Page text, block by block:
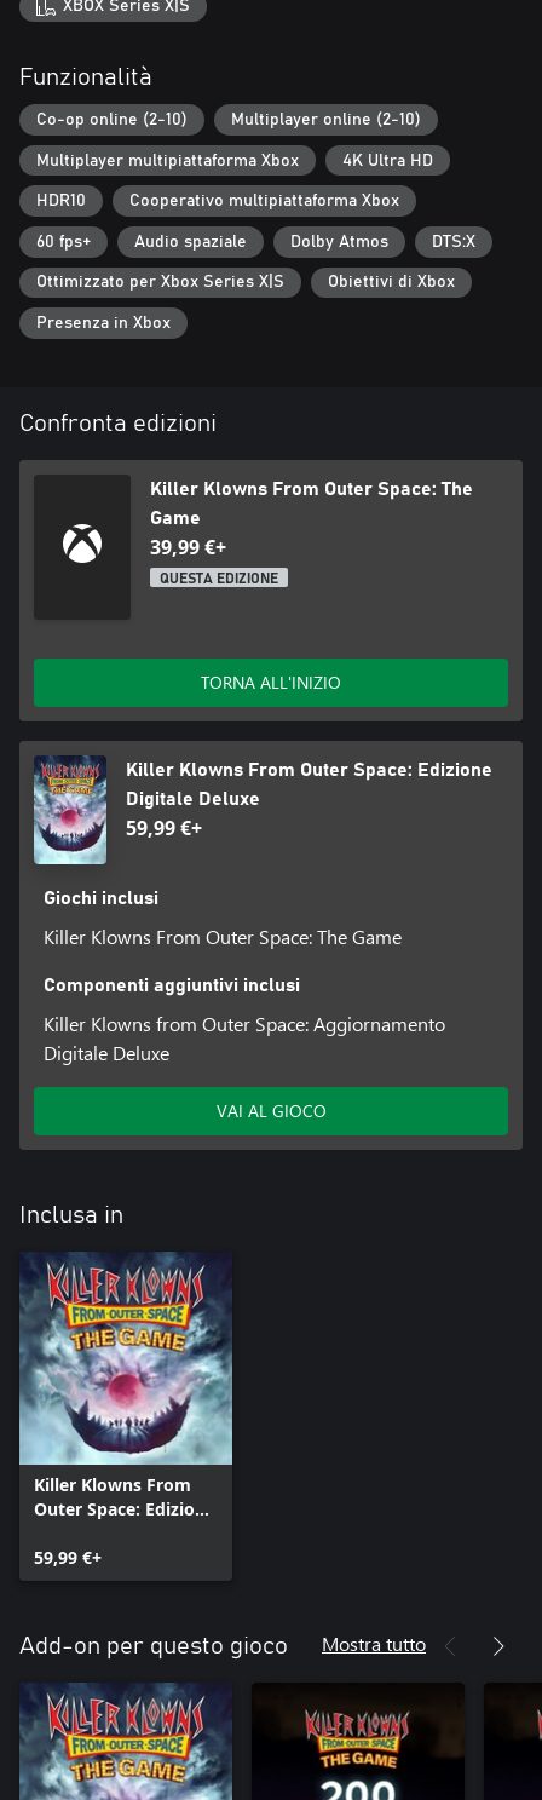
XBOX Series X|S
Funzionalità
Co-op online (2-10) Multiplayer online (2-10)
Multiplayer multipiattaforma Xbox 4K Ultra HD
HDR10 Cooperativo multipiattaforma Xbox
60 fps+ Audio spaziale Dolby Atmos DTS:X
Ottimizzato per Xbox Series X|S Obiettivi di Xbox
Presenza in Xbox
Confronta edizioni
Killer Klowns From Outer Space: The
Game
39,99 €+
QUESTA EDIZIONE
TORNA ALL'INIZIO
Killer Klowns From Outer Space: Edizione
Digitale Deluxe
59,99 €+
Giochi inclusi
Killer Klowns From Outer Space: The Game
Componenti aggiuntivi inclusi
Killer Klowns from Outer Space: Aggiornamento
Digitale Deluxe
VAI AL GIOCO
Inclusa in
Killer Klowns From
Outer Space: Edizione
59,99 €+
Add-on per questo gioco Mostra tutto